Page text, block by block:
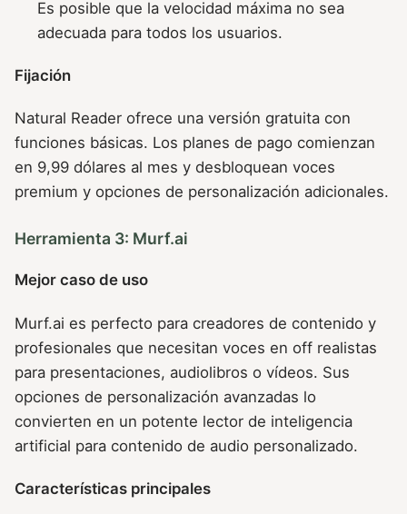
Es posible que la velocidad máxima no sea
adecuada para todos los usuarios.
Fijación
Natural Reader ofrece una versión gratuita con
funciones básicas. Los planes de pago comienzan
en 9,99 dólares al mes y desbloquean voces
premium y opciones de personalización adicionales.
Herramienta 3: Murf.ai
Mejor caso de uso
Murf.ai es perfecto para creadores de contenido y
profesionales que necesitan voces en off realistas
para presentaciones, audiolibros o vídeos. Sus
opciones de personalización avanzadas lo
convierten en un potente lector de inteligencia
artificial para contenido de audio personalizado.
Características principales